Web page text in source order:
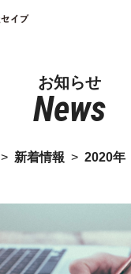
お知らせ
News
> 新着情報 > 2020年